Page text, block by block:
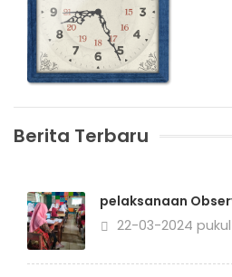
Berita Terbaru
pelaksanaan
22-03-2024 pukul